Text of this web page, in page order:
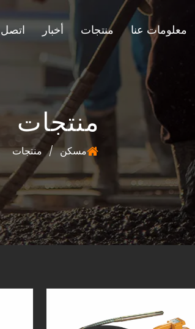
معلومات عنا منتجات أخبار اتصل
منتجات
مسكن/ منتجات